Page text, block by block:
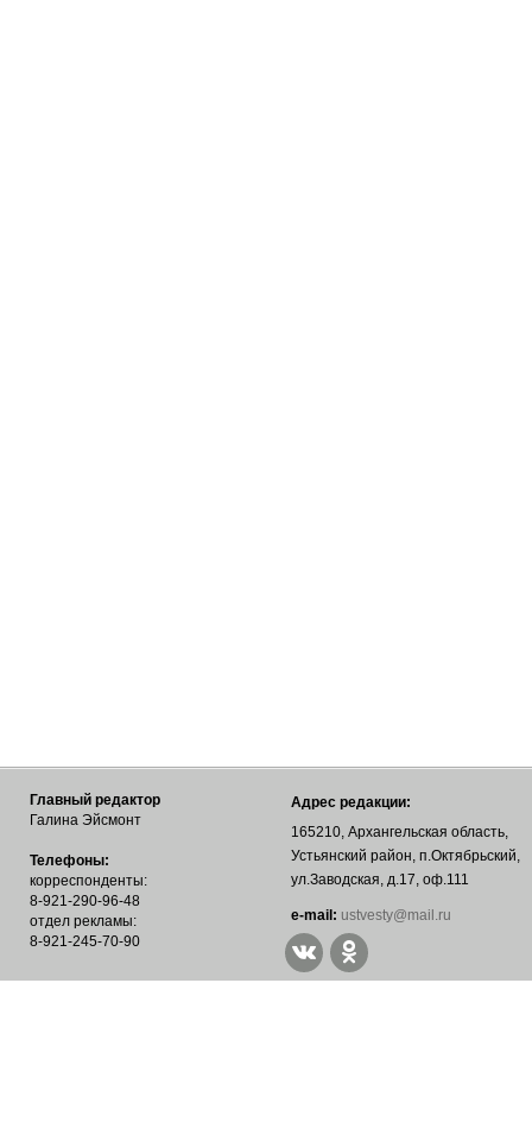
Главный редактор
Галина Эйсмонт
Телефоны:
корреспонденты:
8-921-290-96-48
отдел рекламы:
8-921-245-70-90
Адрес редакции:
165210, Архангельская область,
Устьянский район, п.Октябрьский,
ул.Заводская, д.17, оф.111
е-mail: ustvesty@mail.ru